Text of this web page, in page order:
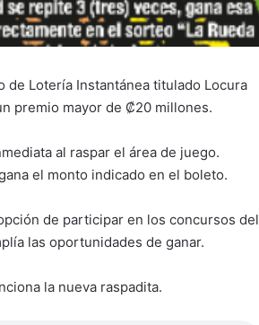
de Lotería Instantánea titulado Locura
premio mayor de ₡20 millones.
al raspar el área de juego.
el monto indicado en el boleto.
de participar en los concursos del
las oportunidades de ganar.
la nueva raspadita.